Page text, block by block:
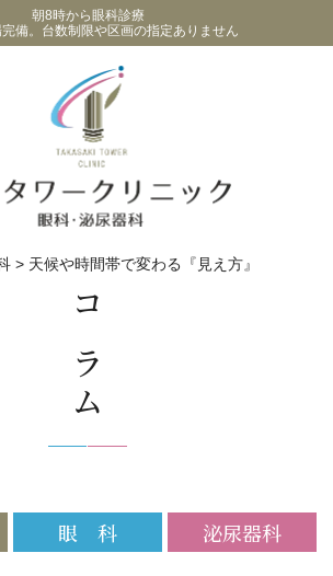
朝8時から眼科診療
備。台数制限や区画の指定ありません
> 天候や時間帯で変わる『見え方』
コラム
眼 科 泌尿器科